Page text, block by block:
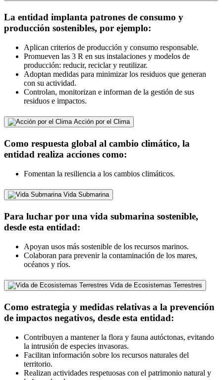
La entidad implanta patrones de consumo y
producción sostenibles, por ejemplo:
Aplican criterios de producción y consumo responsable.
Promueven las 3 R en sus instalaciones y modelos de
producción: reducir, reciclar y reutilizar.
Adoptan medidas para minimizar los residuos que generan
con su actividad.
Controlan, monitorizan e informan de la gestión de sus
residuos e impactos.
Acción por el Clima
Como respuesta global al cambio climático, la
entidad realiza acciones como:
Fomentan la resiliencia a los cambios climáticos.
Vida Submarina
Para luchar por una vida submarina sostenible,
desde esta entidad:
Apoyan usos más sostenible de los recursos marinos.
Colaboran para prevenir la contaminación de los mares,
océanos y ríos.
Vida de Ecosistemas Terrestres
Como estrategia y medidas relativas a la prevención
de impactos negativos, desde esta entidad:
Contribuyen a mantener la flora y fauna autóctonas, evitando
la intrusión de especies invasoras.
Facilitan información sobre los recursos naturales del
territorio.
Realizan actividades respetuosas con el patrimonio natural y